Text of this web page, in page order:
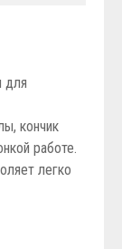
для
кончик
работе.
легко